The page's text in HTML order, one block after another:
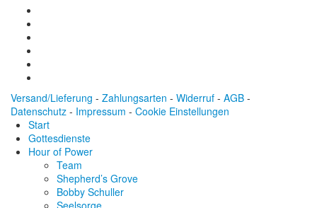
Versand/Lieferung - Zahlungsarten - Widerruf - AGB -
Datenschutz - Impressum - Cookie Einstellungen
Start
Gottesdienste
Hour of Power
Team
Shepherd’s Grove
Bobby Schuller
Seelsorge